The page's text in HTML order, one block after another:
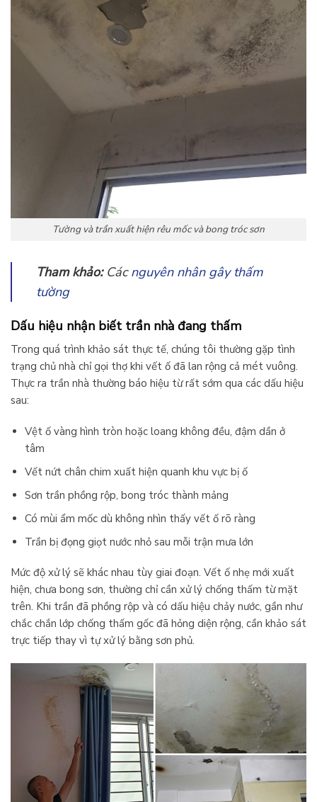
Tường và trần xuất hiện rêu mốc và bong tróc sơn
Tham khảo:Cácnguyên nhân gây thấm
tường
Dấu hiệu nhận biết trần nhà đang thấm
Trong quá trình khảo sát thực tế, chúng tôi thường gặp tình
trạng chủ nhà chỉ gọi thợ khi vết ố đã lan rộng cả mét vuông.
Thực ra trần nhà thường báo hiệu từ rất sớm qua các dấu hiệu
sau:
Vệt ố vàng hình tròn hoặc loang không đều, đậm dần ở
tâm
Vết nứt chân chim xuất hiện quanh khu vực bị ố
Sơn trần phồng rộp, bong tróc thành mảng
Có mùi ẩm mốc dù không nhìn thấy vết ố rõ ràng
Trần bị đọng giọt nước nhỏ sau mỗi trận mưa lớn
Mức độ xử lý sẽ khác nhau tùy giai đoạn. Vết ố nhẹ mới xuất
hiện, chưa bong sơn, thường chỉ cần xử lý chống thấm từ mặt
trên. Khi trần đã phồng rộp và có dấu hiệu chảy nước, gần như
chắc chắn lớp chống thấm gốc đã hỏng diện rộng, cần khảo sát
trực tiếp thay vì tự xử lý bằng sơn phủ.